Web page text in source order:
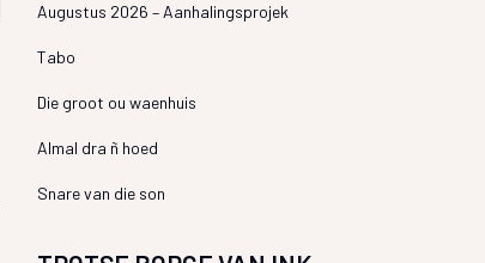
Augustus 2026 – Aanhalingsprojek
Tabo
Die groot ou waenhuis
Almal dra ñ hoed
Snare van die son